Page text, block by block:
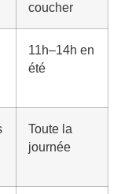
coucher
11h–14h en
été
Toute la
journée